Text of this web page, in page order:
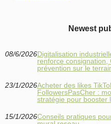
Newest
08/6/2026Digitalisation
renforce consignation,
prévention sur le
23/1/2026Acheter des likes
FollowersPasCher :
stratégie pour booster
15/1/2026Conseils pratiques